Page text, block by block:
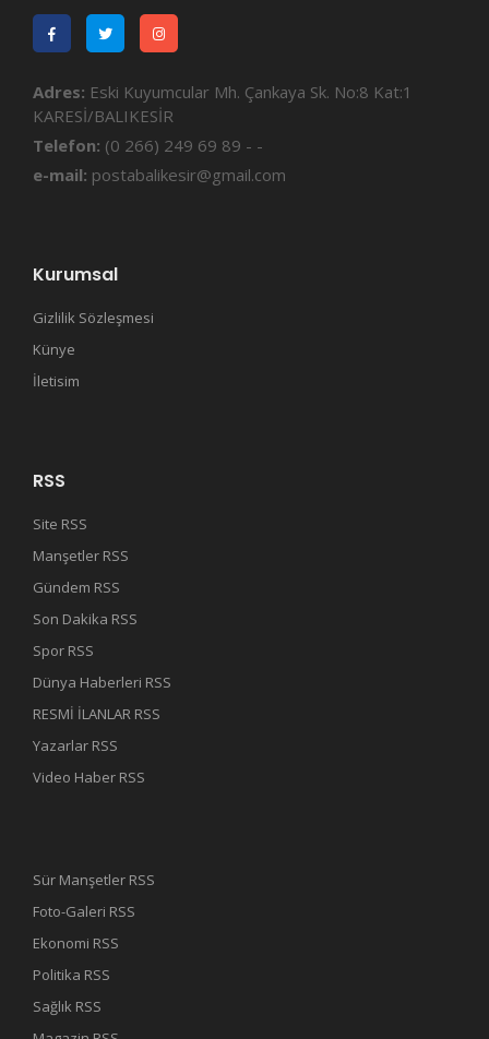
Adres: Eski Kuyumcular Mh. Çankaya Sk. No:8 Kat:1
KARESİ/BALIKESİR
Telefon: (0 266) 249 69 89 - -
e-mail: postabalikesir@gmail.com
Kurumsal
Gizlilik Sözleşmesi
Künye
İletisim
RSS
Site RSS
Manşetler RSS
Gündem RSS
Son Dakika RSS
Spor RSS
Dünya Haberleri RSS
RESMİ İLANLAR RSS
Yazarlar RSS
Video Haber RSS
Sür Manşetler RSS
Foto-Galeri RSS
Ekonomi RSS
Politika RSS
Sağlık RSS